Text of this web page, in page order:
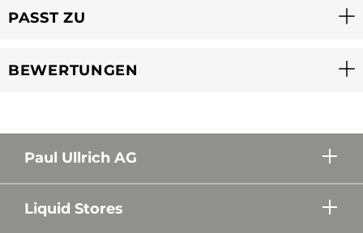
PASST ZU
BEWERTUNGEN
Paul Ullrich AG
Liquid Stores